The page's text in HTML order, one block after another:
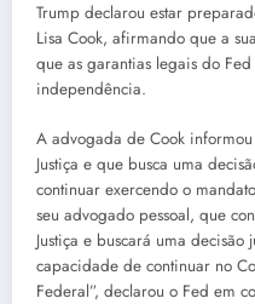
Trump declarou estar
Lisa Cook, afirmando que a
que as garantias legais do
independência.
A advogada de Cook
Justiça e que busca uma
continuar exercendo o
seu advogado pessoal, que
Justiça e buscará uma
capacidade de continuar no
Federal”, declarou o Fed em